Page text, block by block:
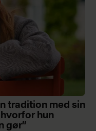
tradition med sin
hun
gør”